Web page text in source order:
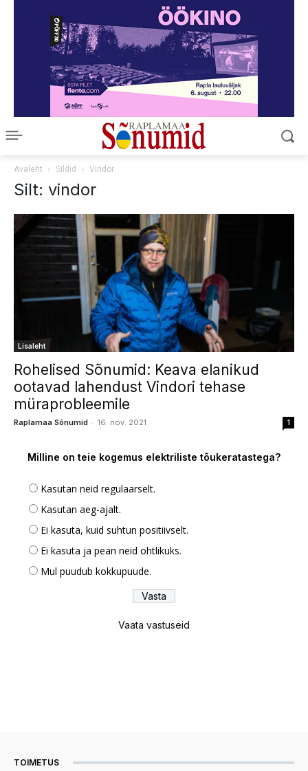
Avaleht Sildid Vindor
Silt: vindor
Lisaleht
Rohelised Sõnumid: Keava elanikud
ootavad lahendust Vindori tehase
müraprobleemile
Raplamaa Sõnumid - 16. nov. 2021 1
Milline on teie kogemus elektriliste tõukeratastega?
Kasutan neid regulaarselt.
Kasutan aeg-ajalt.
Ei kasuta, kuid suhtun positiivselt.
Ei kasuta ja pean neid ohtlikuks.
Mul puudub kokkupuude.
Vaata vastuseid
TOIMETUS